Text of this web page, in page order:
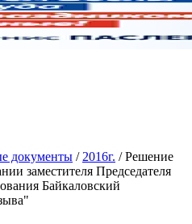
документы / 2016г. /Решение
заместителя Председателя
Байкаловский